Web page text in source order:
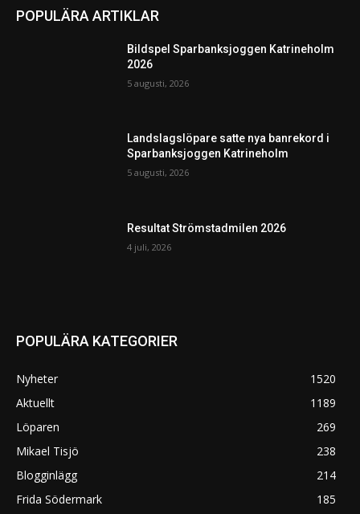
POPULÄRA ARTIKLAR
Bildspel Sparbanksjoggen Katrineholm
2026
5 augusti, 2026
Landslagslöpare satte nya banrekord i
Sparbanksjoggen Katrineholm
5 augusti, 2026
Resultat Strömstadmilen 2026
4 juli, 2026
POPULÄRA KATEGORIER
Nyheter
1520
Aktuellt
1189
Löparen
269
Mikael Tisjö
238
Blogginlägg
214
Frida Södermark
185